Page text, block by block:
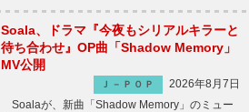
Soala、ドラマ『今夜もシリアルキラーと
待ち合わせ』OP曲「Shadow Memory」
MV公開
Ｊ－ＰＯＰ
2026年8月7日
Soalaが、新曲「Shadow Memory」のミュー